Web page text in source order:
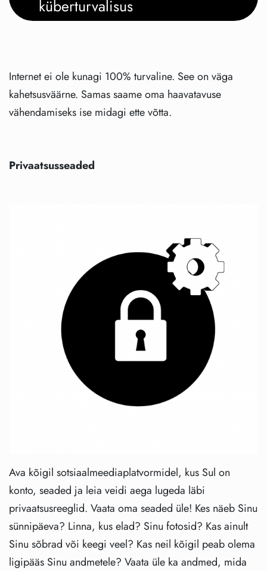
küberturvalisus
Internet ei ole kunagi 100% turvaline. See on väga
kahetsusväärne. Samas saame oma haavatavuse
vähendamiseks ise midagi ette võtta.
Privaatsusseaded
Ava kõigil sotsiaalmeediaplatvormidel, kus Sul on
konto, seaded ja leia veidi aega lugeda läbi
privaatsusreeglid. Vaata oma seaded üle! Kes näeb Sinu
sünnipäeva? Linna, kus elad? Sinu fotosid? Kas ainult
Sinu sõbrad või keegi veel? Kas neil kõigil peab olema
ligipääs Sinu andmetele? Vaata üle ka andmed, mida